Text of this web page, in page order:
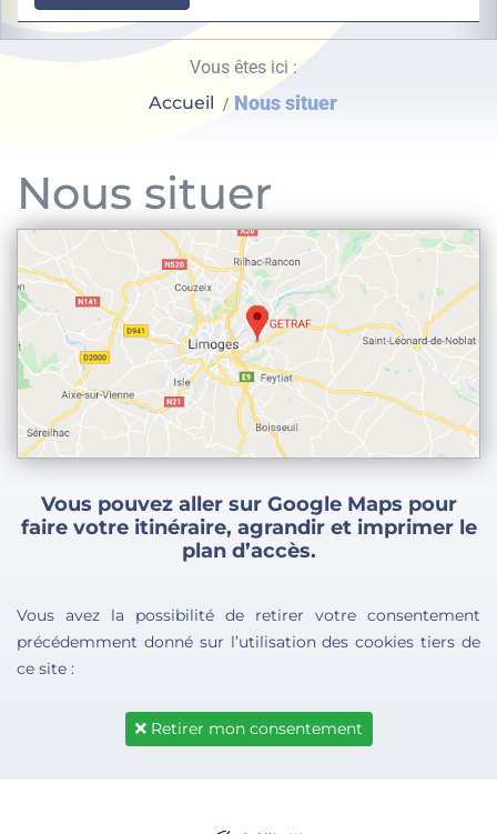
Vous êtes ici :
Accueil
Nous situer
Nous situer
Vous pouvez aller sur Google Maps pour
faire votre itinéraire, agrandir et imprimer le
plan d’accès.
Vous avez la possibilité de retirer votre consentement
précédemment donné sur l’utilisation des cookies tiers de
ce site :
Retirer mon consentement